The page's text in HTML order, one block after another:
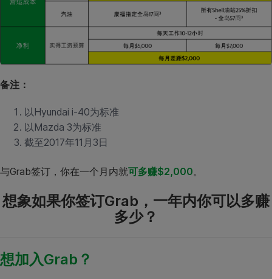
备注：
以Hyundai i-40为标准
以Mazda 3为标准
截至2017年11月3日
与Grab签订，你在一个月内就可多赚$2,000。
想象如果你签订Grab，一年内你可以多赚
多少？
想加入Grab ？